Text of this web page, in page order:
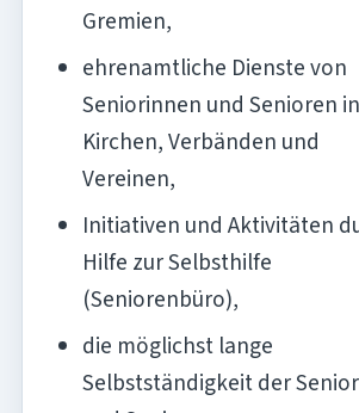
Gremien,
ehrenamtliche Dienste von
Seniorinnen und Senioren in
Kirchen, Verbänden und
Vereinen,
Initiativen und Aktivitäten
Hilfe zur Selbsthilfe
(Seniorenbüro),
die möglichst lange
Selbstständigkeit der